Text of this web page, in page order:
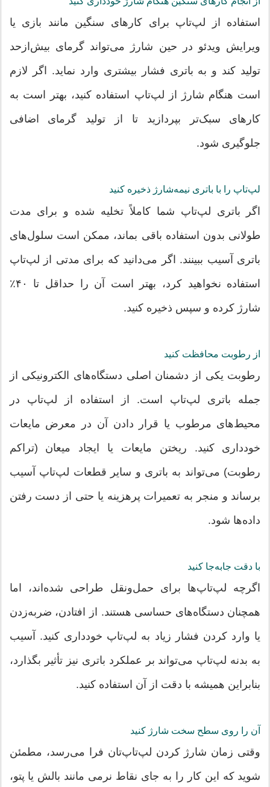
استفاده از لپ‌تاپ برای کارهای سنگین مانند بازی یا
ویرایش ویدئو در حین شارژ می‌تواند گرمای بیش‌ازحد
تولید کند و به باتری فشار بیشتری وارد نماید. اگر لازم
است هنگام شارژ از لپ‌تاپ استفاده کنید، بهتر است به
کارهای سبک‌تر بپردازید تا از تولید گرمای اضافی
جلوگیری شود.
لپ‌تاپ را با باتری نیمه‌شارژ ذخیره کنید
اگر باتری لپ‌تاپ شما کاملاً تخلیه شده و برای مدت
طولانی بدون استفاده باقی بماند، ممکن است سلول‌های
باتری آسیب ببینند. اگر می‌دانید که برای مدتی از لپ‌تاپ
استفاده نخواهید کرد، بهتر است آن را حداقل تا ۴۰٪
شارژ کرده و سپس ذخیره کنید.
از رطوبت محافظت کنید
رطوبت یکی از دشمنان اصلی دستگاه‌های الکترونیکی از
جمله باتری لپ‌تاپ است. از استفاده از لپ‌تاپ در
محیط‌های مرطوب یا قرار دادن آن در معرض مایعات
خودداری کنید. ریختن مایعات یا ایجاد میعان (تراکم
رطوبت) می‌تواند به باتری و سایر قطعات لپ‌تاپ آسیب
برساند و منجر به تعمیرات پرهزینه یا حتی از دست رفتن
داده‌ها شود.
با دقت جابه‌جا کنید
اگرچه لپ‌تاپ‌ها برای حمل‌ونقل طراحی شده‌اند، اما
همچنان دستگاه‌های حساسی هستند. از افتادن، ضربه‌زدن
یا وارد کردن فشار زیاد به لپ‌تاپ خودداری کنید. آسیب
به بدنه لپ‌تاپ می‌تواند بر عملکرد باتری نیز تأثیر بگذارد،
بنابراین همیشه با دقت از آن استفاده کنید.
آن را روی سطح سخت شارژ کنید
وقتی زمان شارژ کردن لپ‌تاپ‌تان فرا می‌رسد، مطمئن
شوید که این کار را به جای نقاط نرمی مانند بالش یا پتو،